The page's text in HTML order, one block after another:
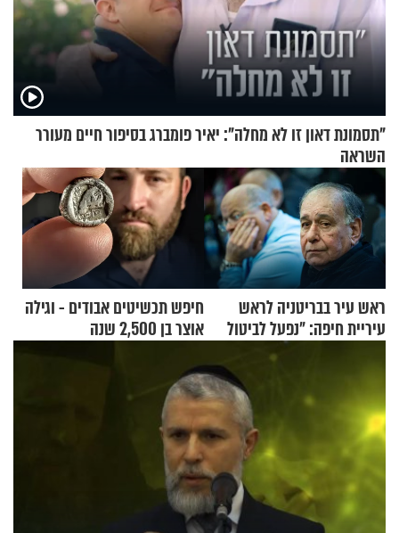
"תסמונת דאון זו לא מחלה": יאיר פומברג בסיפור חיים מעורר
השראה
ראש עיר בבריטניה לראש
עיריית חיפה: ״נפעל לביטול
ברית הערים התאומות״
חיפש תכשיטים אבודים - וגילה
אוצר בן 2,500 שנה